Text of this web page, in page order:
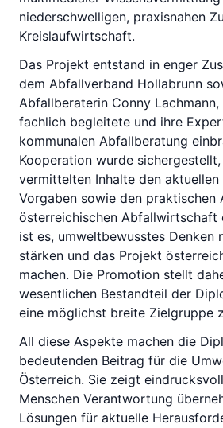
niederschwelligen, praxisnahen
Kreislaufwirtschaft.
Das Projekt entstand in enger
dem Abfallverband Hollabrunn
Abfallberaterin Conny Lachmann,
fachlich begleitete und ihre
kommunalen Abfallberatung
Kooperation wurde
vermittelten Inhalte den
Vorgaben sowie den praktischen
österreichischen Abfallwirtschaft
ist es, umweltbewusstes Denken
stärken und das Projekt
machen. Die Promotion stellt
wesentlichen Bestandteil der
eine möglichst breite Zielgruppe
All diese Aspekte machen die
bedeutenden Beitrag für die
Österreich. Sie zeigt
Menschen Verantwortung
Lösungen für aktuelle